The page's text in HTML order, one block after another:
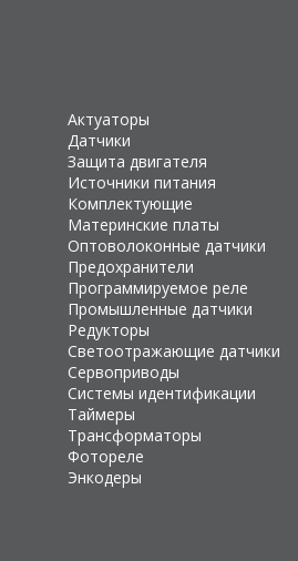
Актуаторы
Датчики
Защита двигателя
Источники питания
Комплектующие
Материнские платы
Оптоволоконные датчики
Предохранители
Программируемое реле
Промышленные датчики
Редукторы
Светоотражающие датчики
Сервоприводы
Системы идентификации
Таймеры
Трансформаторы
Фотореле
Энкодеры